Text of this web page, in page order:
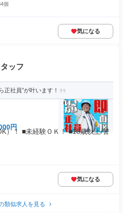
個
気になる
ッフ
正社員”が叶います！
円
）！ ■未経験ＯＫ！ ■18歳以上/警
気になる
類似求人を見る